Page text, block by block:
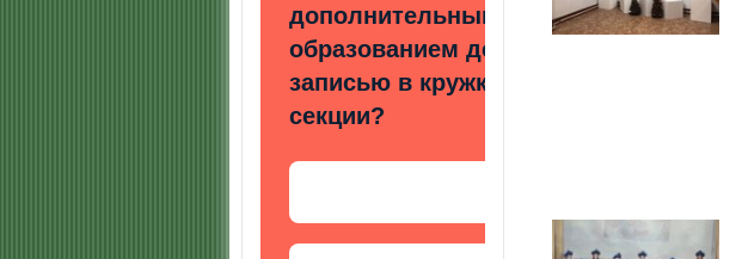
дополнительным
образованием детей? С
записью в кружки и
секции?